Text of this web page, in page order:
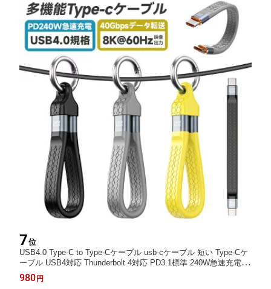
7位
USB4.0 Type-C to Type-Cケーブル usb-cケーブル 短い Type-Cケ
ーブル USB4対応 Thunderbolt 4対応 PD3.1標準 240W急速充電 8
K60Hz 40Gbps 高速データ転送 13cm モバイルバッテリー用 ハブ
用 for iPhone15/MacBook Pro/iPad Pro/Galaxy S23など Type-Cデ
980 円